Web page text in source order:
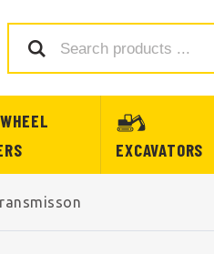
WHEEL
EXCAVATORS